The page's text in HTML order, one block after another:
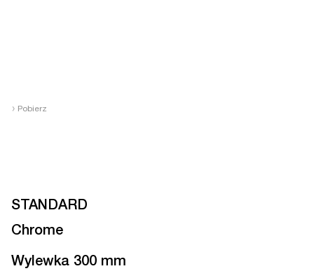
› Pobierz
STANDARD
Chrome
Wylewka 300 mm